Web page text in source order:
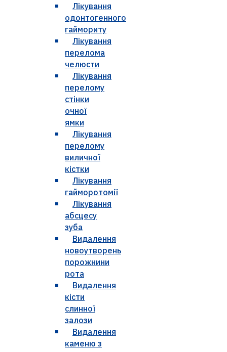
Лікування
одонтогенного
гаймориту
Лікування
перелома
челюсти
Лікування
перелому
стінки
очної
ямки
Лікування
перелому
виличної
кістки
Лікування
гайморотомії
Лікування
абсцесу
зуба
Видалення
новоутворень
порожнини
рота
Видалення
кісти
слинної
залози
Видалення
каменю з